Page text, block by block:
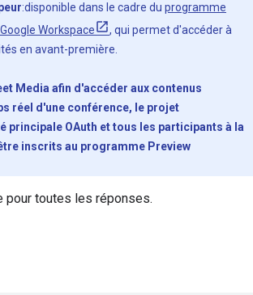
:disponible dans le cadre du programme
Workspace
, qui permet d'accéder à
en avant-première.
Media afin d'accéder aux contenus
réel d'une conférence, le projet
principale OAuth et tous les participants à la
inscrits au programme Preview
pour toutes les réponses.